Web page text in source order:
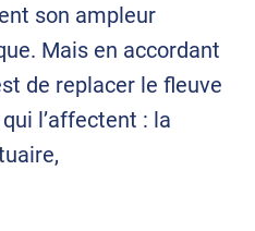
son ampleur
Mais en accordant
de replacer le fleuve
l’affectent : la